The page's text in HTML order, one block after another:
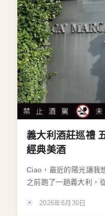
義大利酒莊巡禮
經典美酒
Ciao，最近的陽光讓我
之前跑了一趟義大利，
2026年6月30日